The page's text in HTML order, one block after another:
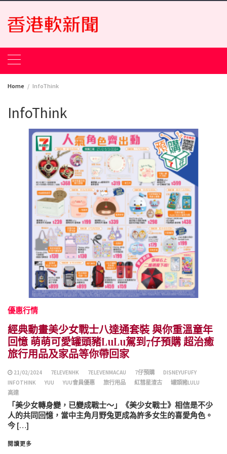
Skip
content
Home InfoThink
InfoThink
優惠行情
經典動畫美少女戰士八達通套裝 與你重溫童年
回憶 萌萌可愛罐頭豬LuLu駕到7仔預購 超治癒
旅行用品及家品等你帶回家
21/02/2024 7ELEVENHK 7ELEVENMACAU 7仔預購
DISNEYUFUFY
INFOTHINK
YUU YUU會員優惠 旅行用品 紅彗星渣古
罐頭豬LULU
高達
「美少女轉身變，已變成戰士～」《美少女戰士》相信是不少
人的共同回憶，當中主角月野兔更成為許多女生的喜愛角色。
今 […]
閱讀更多